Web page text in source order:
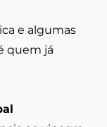
e algumas
quem já